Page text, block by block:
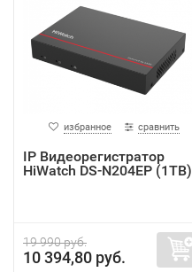
избранное сравнить
IP Видеорегистратор
HiWatch DS-N204EP (1TB)
19 990 руб.
10 394,80 руб.